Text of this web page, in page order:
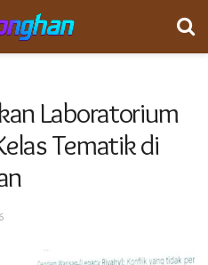
Laboratorium
Tematik di